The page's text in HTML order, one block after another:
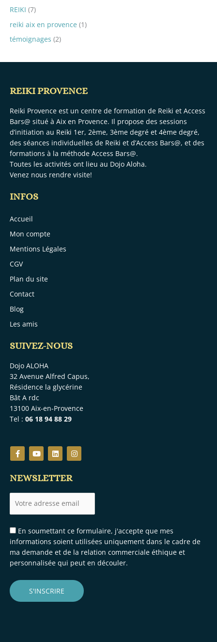
REIKI (7)
reiki aix en provence (1)
témoignages (2)
REIKI PROVENCE
Reiki Provence est un centre de formation de Reiki et Access
Bars@ situé à Aix en Provence. Il propose des sessions
d’initiation au Reiki 1er, 2ème, 3ème degré et 4ème degré,
des séances individuelles de Reiki et d’Access Bars@, et des
formations à la méthode Access Bars@.
Toutes les activités ont lieu au Dojo Aloha.
Venez nous rendre visite!
INFOS
Accueil
Mon compte
Mentions Légales
CGV
Plan du site
Contact
Blog
Les amis
SUIVEZ-NOUS
Dojo ALOHA
32 Avenue Alfred Capus,
Résidence la glycérine
Bât A rdc
13100 Aix-en-Provence
Tel : 06 18 94 88 29
F
a
c
b
o
k
-
f
Y
o
u
u
e
L
i
n
e
i
n
I
n
s
r
a
m
NEWSLETTER
En soumettant ce formulaire, j'accepte que mes
informations soient utilisées uniquement dans le cadre de
ma demande et de la relation commerciale éthique et
personnalisée qui peut en découler.